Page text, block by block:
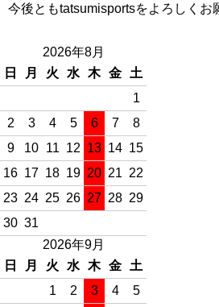
今後ともtatsumisportsをよろしくお
2026年8月
日
月 火 水 木 金
土
1
2
3 4 5 6 7
8
9
10 11 12 13 14 15
16 17 18 19 20 21 22
23 24 25 26 27 28 29
30 31
2026年9月
日
月 火 水 木 金
土
1
2 3 4
5